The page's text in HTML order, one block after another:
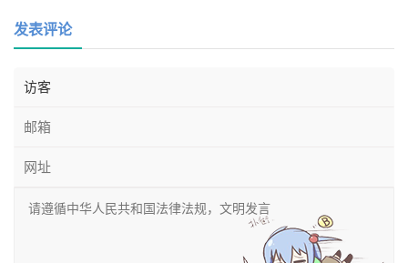
	private String username;
	private String nickname;
	private String head_url;
	@JSONField(serialize = false)
发表评论